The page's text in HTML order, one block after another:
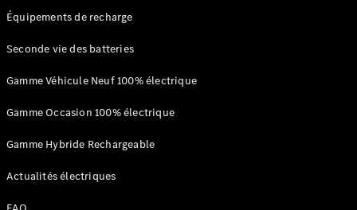
Coupés
Mercedes-
Coupé
AMG GT
Équipements de recharge
Seconde vie des batteries
Gamme Véhicule Neuf 100% électrique
Gamme Occasion 100% électrique
Gamme Hybride Rechargeable
Actualités électriques